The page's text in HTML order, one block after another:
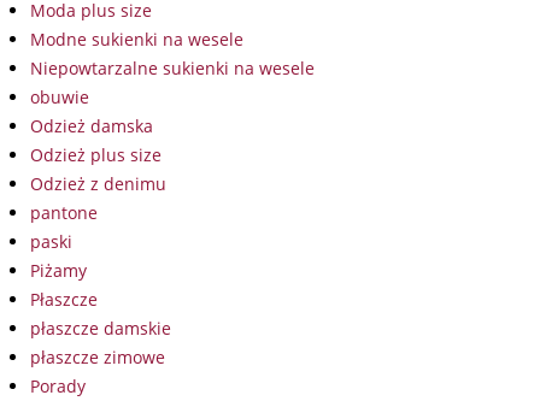
Moda plus size
Modne sukienki na wesele
Niepowtarzalne sukienki na wesele
obuwie
Odzież damska
Odzież plus size
Odzież z denimu
pantone
paski
Piżamy
Płaszcze
płaszcze damskie
płaszcze zimowe
Porady